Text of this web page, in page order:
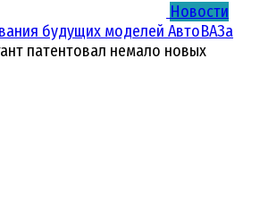
Новости
будущих моделей АвтоВАЗа
патентовал немало новых